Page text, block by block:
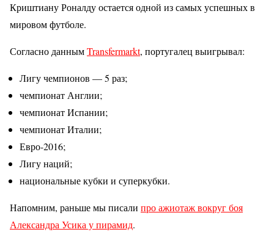
Криштиану Роналду остается одной из самых успешных в
мировом футболе.
Согласно даннымTransfermarkt, португалец выигрывал:
Лигу чемпионов — 5 раз;
чемпионат Англии;
чемпионат Испании;
чемпионат Италии;
Евро-2016;
Лигу наций;
национальные кубки и суперкубки.
Напомним, раньше мы писали про ажиотаж вокруг боя
Александра Усика у пирамид.